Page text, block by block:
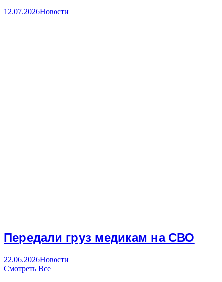
12.07.2026Новости
Передали груз медикам на СВО
22.06.2026Новости
Смотреть Все